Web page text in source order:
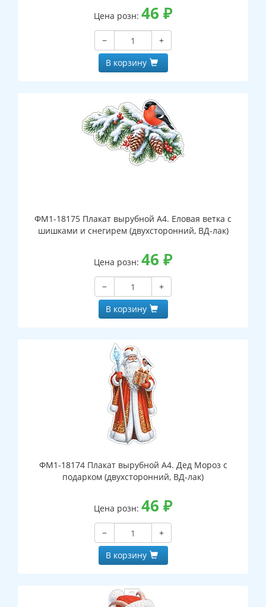
Цена розн: 46 ₽
−
+
В корзину
ФМ1-18175 Плакат вырубной А4. Еловая ветка с
шишками и снегирем (двухсторонний, ВД-лак)
Цена розн: 46 ₽
−
+
В корзину
ФМ1-18174 Плакат вырубной А4. Дед Мороз с
подарком (двухсторонний, ВД-лак)
Цена розн: 46 ₽
−
+
В корзину